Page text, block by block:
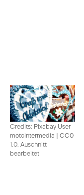
Credits: Pixabay User
motointermedia | CC0
1.0, Auschnitt
bearbeitet